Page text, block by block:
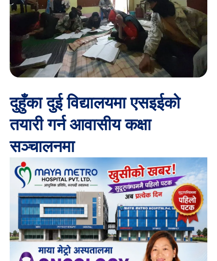
दुहुँका दुई विद्यालयमा एसइईको
तयारी गर्न आवासीय कक्षा
सञ्चालनमा